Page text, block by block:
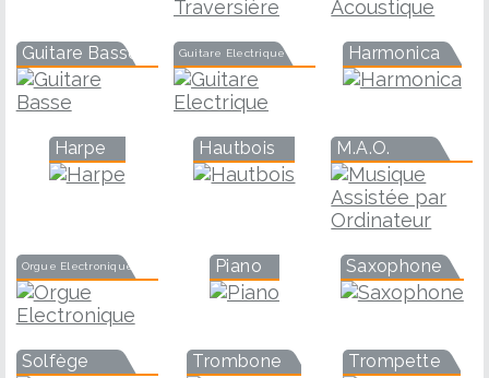
Guitare Basse Guitare Electrique Harmonica
Harpe Hautbois M.A.O.
Orgue Electronique Piano Saxophone
Solfège Trombone Trompette